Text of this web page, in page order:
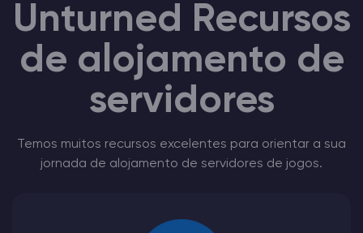
Unturned Recursos
de alojamento de
servidores
Temos muitos recursos excelentes para orientar a sua
jornada de alojamento de servidores de jogos.